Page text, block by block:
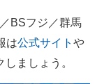
BSフジ／群馬
は公式サイト や
ましょう。